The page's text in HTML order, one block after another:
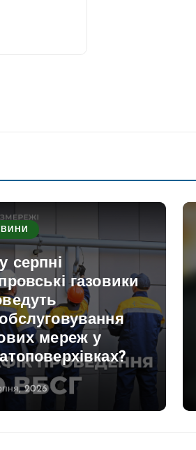
серпні
газовики
мереж у
2026